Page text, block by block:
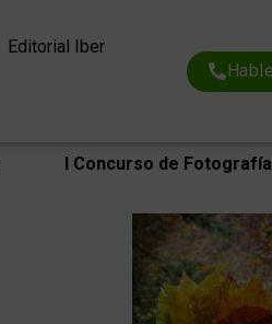
Editorial Iber
I Concurso de